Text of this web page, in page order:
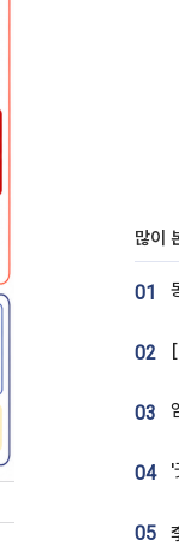
많이
01
02
03
04
05